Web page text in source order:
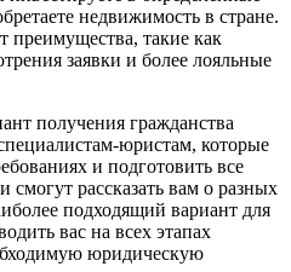
недвижимость в стране.
преимущества, такие как
заявки и более лояльные
получения гражданства
юристам, которые
и подготовить все
рассказать вам о разных
подходящий вариант для
вас на всех этапах
юридическую